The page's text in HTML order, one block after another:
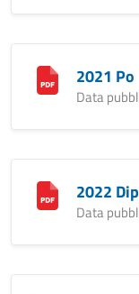
2021 Po
Data
2022
Data